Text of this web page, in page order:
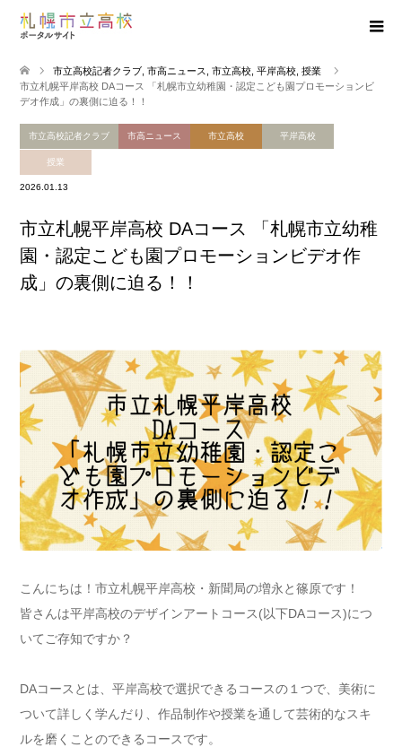
市立高校記者クラブ, 市高ニュース 市立高校, 平岸高校, 授業
市立札幌平岸高校 DAコース 「札幌市立幼稚園・認定こども園プロモーションビ
デオ作成」の裏側に迫る！！
市立高校記者クラブ 市高ニュース 市立高校 平岸高校
授業
2026.01.13
市立札幌平岸高校 DAコース 「札幌市立幼稚
園・認定こども園プロモーションビデオ作
成」の裏側に迫る！！
こんにちは！市立札幌平岸高校・新聞局の増永と篠原です！
皆さんは平岸高校のデザインアートコース(以下DAコース)につ
いてご存知ですか？
DAコースとは、平岸高校で選択できるコースの１つで、美術に
ついて詳しく学んだり、作品制作や授業を通して芸術的なスキ
ルを磨くことのできるコースです。